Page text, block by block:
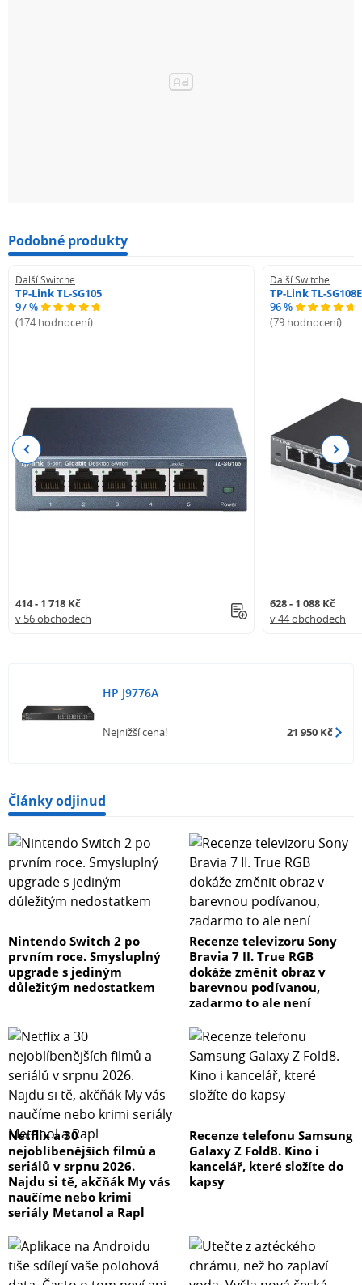
Podobné produkty
Další Switche
TP-Link TL-SG105
97 %
(174 hodnocení)
414 - 1 718 Kč
v 56 obchodech
Další Switche
TP-Link TL-SG108E
96 %
(79 hodnocení)
628 - 1 088 Kč
v 44 obchodech
Previous Next
HP J9776A
Nejnižší cena! 21 950 Kč
Články odjinud
Nintendo Switch 2 po
prvním roce. Smysluplný
upgrade s jediným
důležitým nedostatkem
Recenze televizoru Sony
Bravia 7 II. True RGB
dokáže změnit obraz v
barevnou podívanou,
zadarmo to ale není
Netflix a 30
nejoblíbenějších filmů a
seriálů v srpnu 2026.
Najdu si tě, akčňák My vás
naučíme nebo krimi
seriály Metanol a Rapl
Recenze telefonu Samsung
Galaxy Z Fold8. Kino i
kancelář, které složíte do
kapsy